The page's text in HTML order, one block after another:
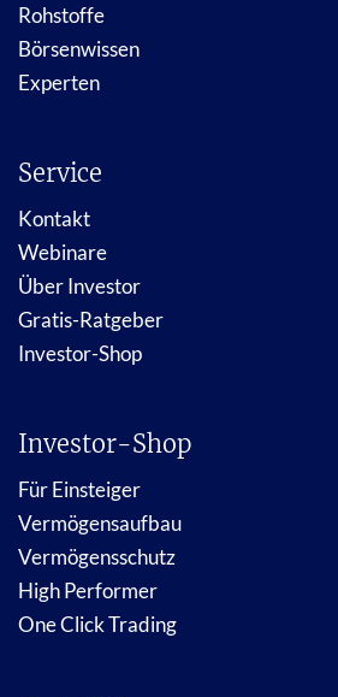
Rohstoffe
Börsenwissen
Experten
Service
Kontakt
Webinare
Über Investor
Gratis-Ratgeber
Investor-Shop
Investor-Shop
Für Einsteiger
Vermögensaufbau
Vermögensschutz
High Performer
One Click Trading